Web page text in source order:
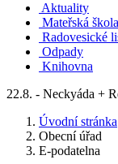
Aktuality
Mateřská škola
Radovesické
Odpady
Knihovna
22.8. - Neckyáda +
Úvodní stránka
Obecní úřad
E-podatelna